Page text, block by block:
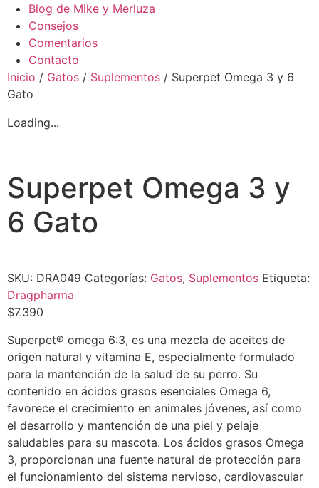
Blog de Mike y Merluza
Consejos
Comentarios
Contacto
Inicio / Gatos / Suplementos / Superpet Omega 3 y 6
Gato
Loading...
Superpet Omega 3 y
6 Gato
SKU: DRA049 Categorías: Gatos, Suplementos Etiqueta:
Dragpharma
$7.390
Superpet® omega 6:3, es una mezcla de aceites de
origen natural y vitamina E, especialmente formulado
para la mantención de la salud de su perro. Su
contenido en ácidos grasos esenciales Omega 6,
favorece el crecimiento en animales jóvenes, así como
el desarrollo y mantención de una piel y pelaje
saludables para su mascota. Los ácidos grasos Omega
3, proporcionan una fuente natural de protección para
el funcionamiento del sistema nervioso, cardiovascular